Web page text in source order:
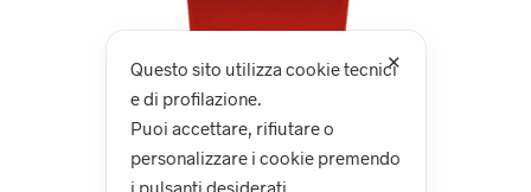
✕
Questo sito utilizza cookie tecnici
e di profilazione.
Puoi accettare, rifiutare o
personalizzare i cookie premendo
i pulsanti desiderati.